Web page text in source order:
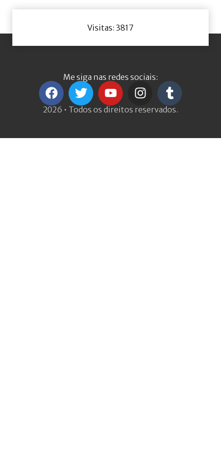
Visitas: 3817
Me siga nas redes sociais:
2026 • Todos os direitos reservados.